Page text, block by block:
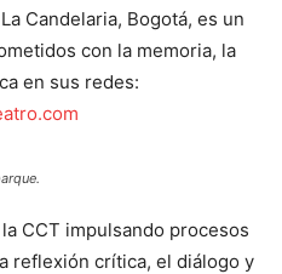
Candelaria, Bogotá, es un
con la memoria, la
en sus redes:
CCT impulsando procesos
reflexión crítica, el diálogo y